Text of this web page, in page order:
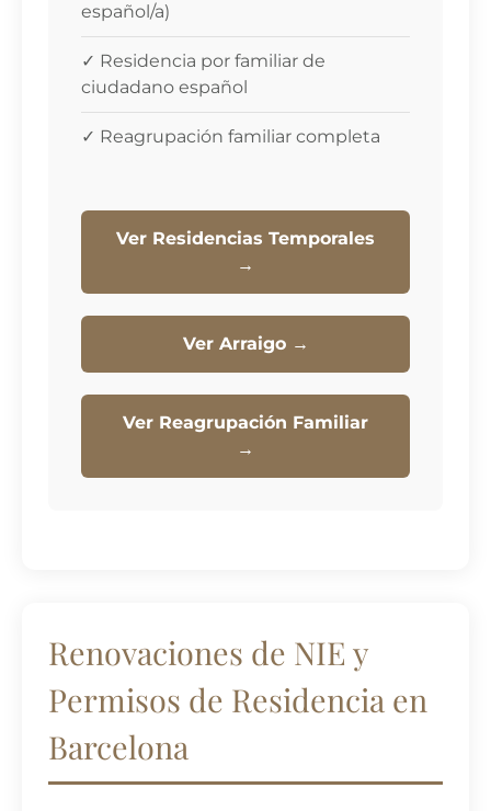
español/a)
✓ Residencia por familiar de
ciudadano español
✓ Reagrupación familiar completa
Ver Residencias Temporales
→
Ver Arraigo →
Ver Reagrupación Familiar
→
Renovaciones de NIE y
Permisos de Residencia en
Barcelona